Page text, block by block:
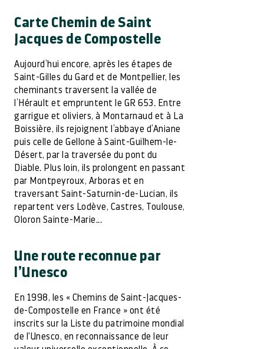
Carte Chemin de Saint
Jacques de Compostelle
Aujourd’hui encore, après les étapes de
Saint-Gilles du Gard et de Montpellier, les
cheminants traversent la vallée de
l’Hérault et empruntent le GR 653. Entre
garrigue et oliviers, à Montarnaud et à La
Boissière, ils rejoignent l’abbaye d’Aniane
puis celle de Gellone à Saint-Guilhem-le-
Désert, par la traversée du pont du
Diable. Plus loin, ils prolongent en passant
par Montpeyroux, Arboras et en
traversant Saint-Saturnin-de-Lucian, ils
repartent vers Lodève, Castres, Toulouse,
Oloron Sainte-Marie...
Une route reconnue par
l’Unesco
En 1998, les « Chemins de Saint-Jacques-
de-Compostelle en France » ont été
inscrits sur la Liste du patrimoine mondial
de l'Unesco, en reconnaissance de leur